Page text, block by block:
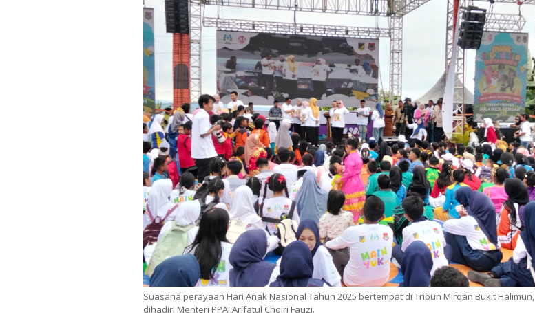
Suasana perayaan Hari Anak Nasional Tahun 2025 bertempat di Tribun Mirqan Bukit Halimun,
dihadiri Menteri PPAI Arifatul Choiri Fauzi.